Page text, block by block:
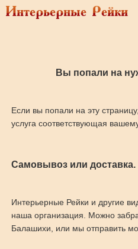
Интерьерные Рейки
Вы попали на
Если вы попали на эту
услуга соответствующая
Самовывоз или доставка.
Интерьерные Рейки и другие
наша организация. Можно
Балашихи, или мы отправить